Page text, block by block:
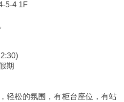
5-4 1F
期
轻松的氛围，有柜台座位，有站